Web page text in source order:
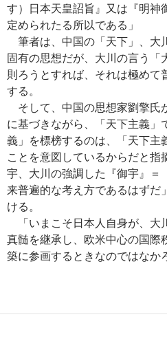
す）日本天皇詔旨』又は『明神
定められたる所以である」
筆者は、中国の「天下」、大
固有の思想だが、大川の言う「
則ろうとすれば、それは極めて
する。
そして、中国の思想家劉擎氏
に基づきながら、「天下主義」
義」を標榜するのは、「天下主
ことを意図しているからだと指
宇、大川の強調した『御宇』＝
来普遍的な考え方であるはずだ
ける。
「いまこそ日本人自身が、大
真髄を継承し、欧米中心の国際
築に参画するときなのではなか